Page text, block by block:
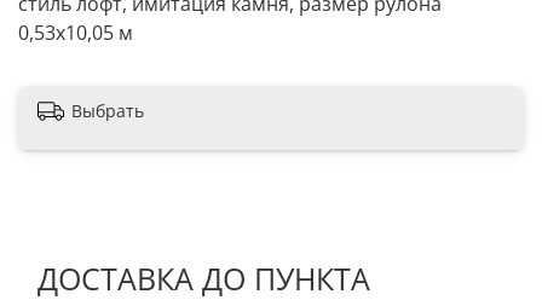
0,53х10,05 м
Выбрать
ДОСТАВКА ДО ПУНКТА